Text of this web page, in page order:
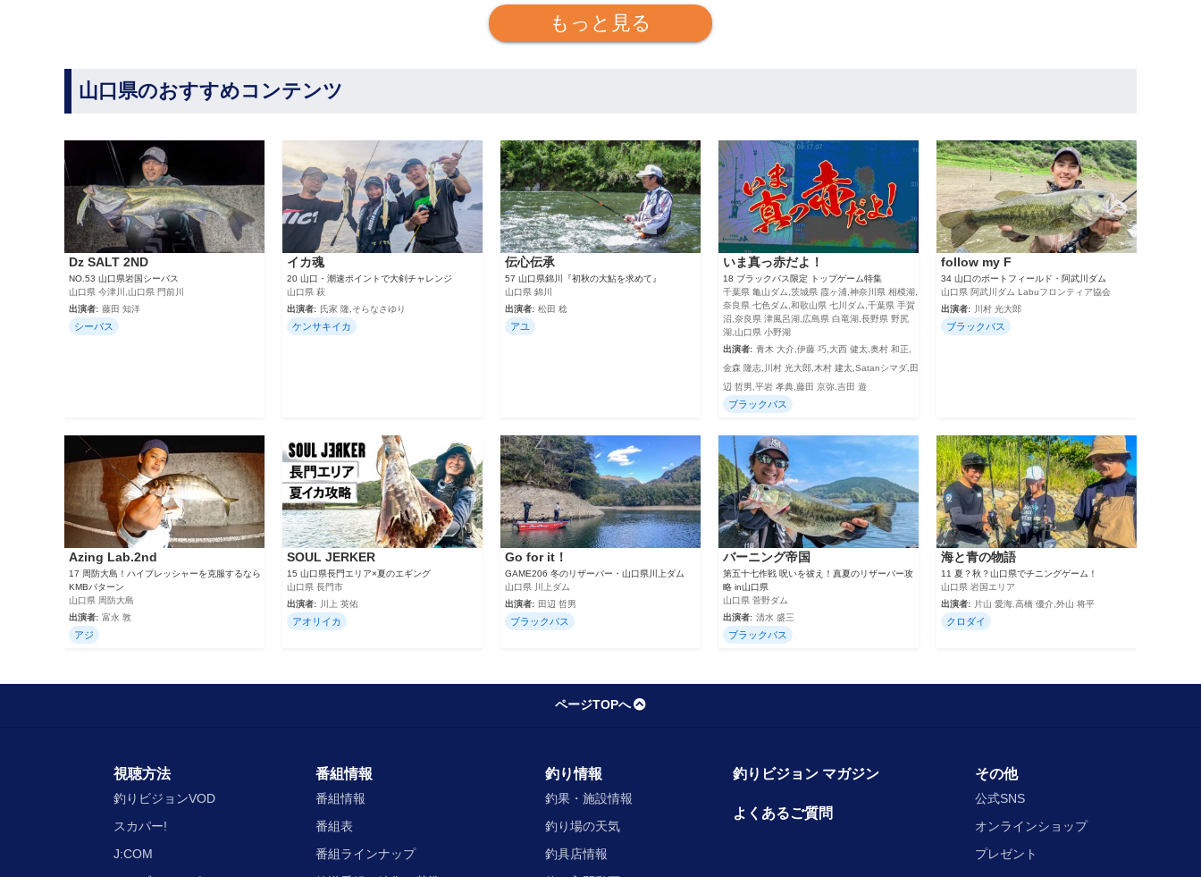
もっと見る
山口県のおすすめコンテンツ
Dz SALT 2ND
NO.53 山口県岩国シーバス
山口県 今津川,山口県 門前川
出演者: 藤田 知洋
シーバス
イカ魂
20 山口・潮速ポイントで大剣チャレンジ
山口県 萩
出演者: 氏家 隆,そらなさゆり
ケンサキイカ
伝心伝承
57 山口県錦川『初秋の大鮎を求めて』
山口県 錦川
出演者: 松田 稔
アユ
いま真っ赤だよ！
18 ブラックバス限定 トップゲーム特集
千葉県 亀山ダム,茨城県 霞ヶ浦,神奈川県 相模湖,
奈良県 七色ダム,和歌山県 七川ダム,千葉県 手賀
沼,奈良県 津風呂湖,広島県 白竜湖,長野県 野尻
湖,山口県 小野湖
出演者: 青木 大介,伊藤 巧,大西 健太,奥村 和正,
金森 隆志,川村 光大郎,木村 建太,Satanシマダ,田
辺 哲男,平岩 孝典,藤田 京弥,吉田 遊
ブラックバス
follow my F
34 山口のボートフィールド・阿武川ダム
山口県 阿武川ダム Labuフロンティア協会
出演者:
川村 光大郎
ブラックバス
Azing Lab.2nd
17 周防大島！ハイプレッシャーを克服するなら
KMBパターン
山口県 周防大島
出演者: 富永 敦
アジ
SOUL JERKER
15 山口県長門エリア×夏のエギング
山口県 長門市
出演者:
川上 英佑
アオリイカ
Go for it！
GAME206 冬のリザーバー・山口県川上ダム
山口県 川上ダム
出演者: 田辺 哲男
ブラックバス
バーニング帝国
第五十七作戦 呪いを祓え！真夏のリザーバー攻
略 in山口県
山口県 菅野ダム
出演者: 清水 盛三
ブラックバス
海と青の物語
11 夏？秋？山口県でチニングゲーム！
山口県 岩国エリア
出演者:
片山 愛海,高橋 優介,外山 将平
クロダイ
ページTOPへ
視聴方法
釣りビジョンVOD
スカパー!
J:COM
番組情報
番組情報
番組表
番組ラインナップ
釣り情報
釣果・施設情報
釣り場の天気
釣具店情報
釣りビジョン マガジン
よくあるご質問
その他
公式SNS
オンラインショップ
プレゼント